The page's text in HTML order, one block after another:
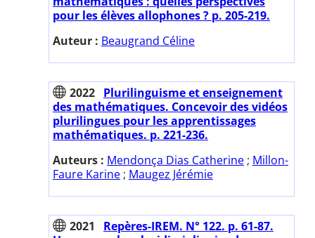
pour les élèves allophones ? p. 205-219.
Auteur : Beaugrand Céline
2022 Plurilinguisme et enseignement
des mathématiques. Concevoir des vidéos
plurilingues pour les apprentissages
mathématiques. p. 221-236.
Auteurs : Mendonça Dias Catherine ; Millon-
Faure Karine ; Maugez Jérémie
2021
Repères-IREM. N° 122. p. 61-87.